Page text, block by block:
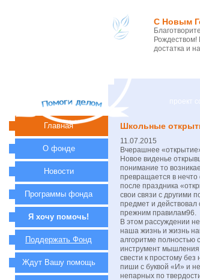
С Новым
Рождеством!
достатка и
проект
Школьные
11.07.2015
Вчерашнее
Новое виденье
понимание то
превращается в
после праздника
свои связи с другими
предмет и
прежним правилам96.
В этом рассуждении
наша жизнь и жизнь
алгоритме полностью
инструмент мышления
свести к простому
пиши с буквой «И» и
непарных по
Главная
О фонде
Новости
Программы фонда
Я хочу помочь!
Поддержать Фонд
Ждут Вашу помощь